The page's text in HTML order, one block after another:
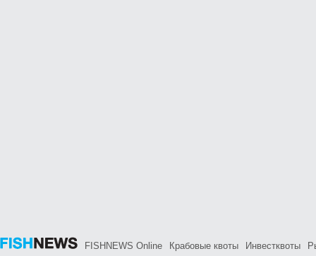
FISHNEWS Online Крабовые квоты Инвестквоты